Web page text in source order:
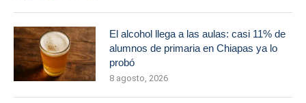
El alcohol llega a las aulas: casi 11% de
alumnos de primaria en Chiapas ya lo
probó
8 agosto, 2026